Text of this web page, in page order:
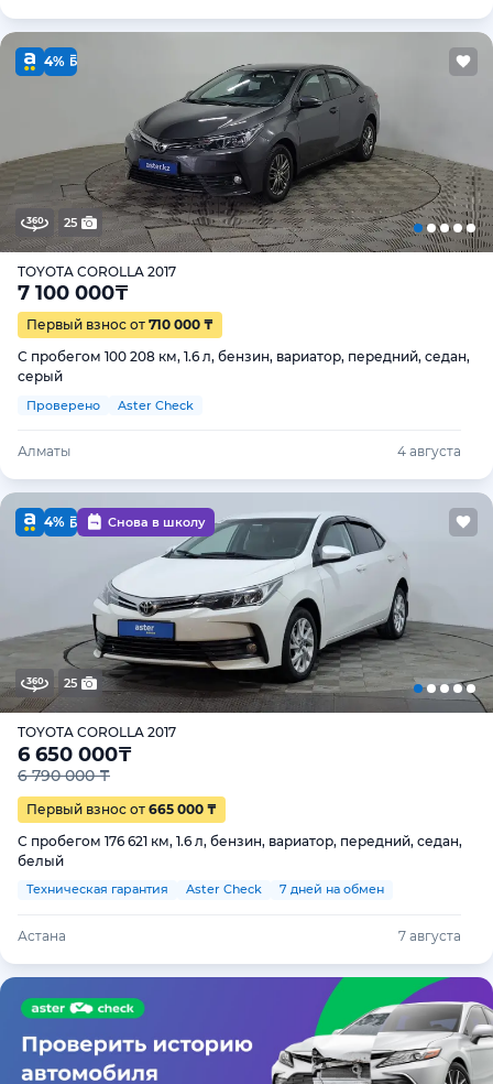
4%
25
TOYOTA COROLLA 2017
7 100 000₸
Первый взнос от 710 000 ₸
С пробегом 100 208 км, 1.6 л, бензин, вариатор, передний, седан,
серый
Проверено Aster Check
Алматы 4 августа
4% Снова в школу
25
TOYOTA COROLLA 2017
6 650 000₸
6 790 000 ₸
Первый взнос от 665 000 ₸
С пробегом 176 621 км, 1.6 л, бензин, вариатор, передний, седан,
белый
Техническая гарантия Aster Check 7 дней на обмен
Астана 7 августа